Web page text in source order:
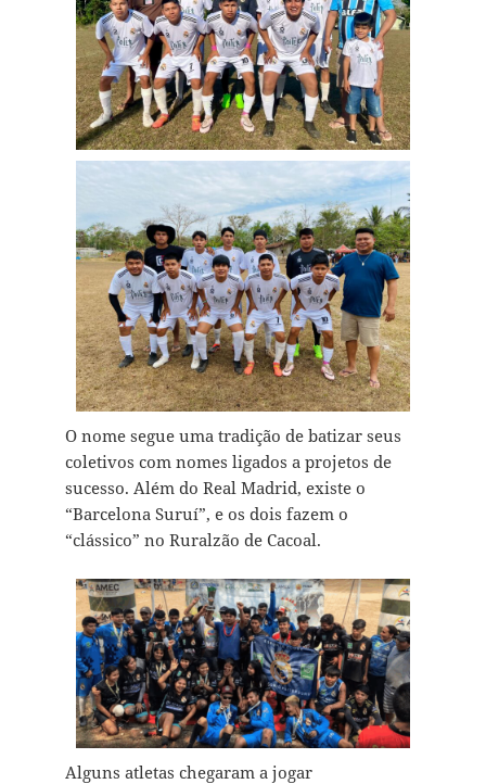
O nome segue uma tradição de batizar seus
coletivos com nomes ligados a projetos de
sucesso. Além do Real Madrid, existe o
“Barcelona Suruí”, e os dois fazem o
“clássico” no Ruralzão de Cacoal.
Alguns atletas chegaram a jogar